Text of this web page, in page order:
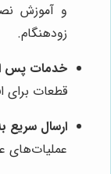
و آموزش
زودهنگام.
خدمات پس
قطعات برای
ارسال سریع
عملیات‌های